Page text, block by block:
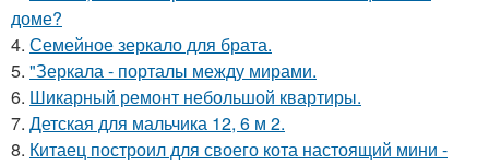
доме?
4. Семейное зеркало для брата.
5. "Зеркала - порталы между мирами.
6. Шикарный ремонт небольшой квартиры.
7. Детская для мальчика 12, 6 м 2.
8. Китаец построил для своего кота настоящий мини -